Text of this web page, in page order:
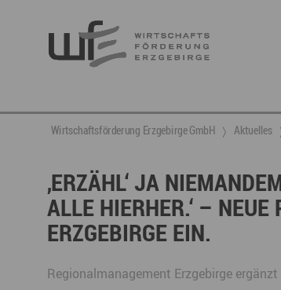
Berufsnachwuchs & Fachkräfte
Partner vernetzen
Talente
Fachkräfte finden
Nachwuchs
Talente finden
Talente binden
aktuelle Angebote & Projekte
Projekte
Wirtschaftsservice
Berufsnachwuchs & Fachkräfte
Gründung, Förderung und Investition
Innovation- und Technologietransfer
Neuigkeiten
Veranstaltungen
Ansprechpartner & Kontakt
DGE
Wirtschaftsförderung Erzgebirge GmbH Aktuelles
‚ERZÄHL‘ JA
ALLE HIERHER.‘ –
ERZGEBIRGE EIN.
Regionalmanagement Erzgebirge